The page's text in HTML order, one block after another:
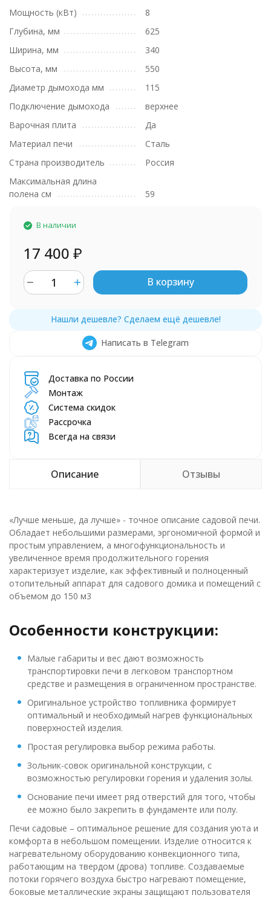
Мощность (кВт)
8
Глубина, мм
625
Ширина, мм
340
Высота, мм
550
Диаметр дымохода мм
115
Подключение дымохода
верхнее
Варочная плита
Да
Материал печи
Сталь
Страна производитель
Россия
Максимальная длина
полена см
59
В наличии
17 400 ₽
В корзину
Написать в Telegram
Доставка по России
Монтаж
Система скидок
Рассрочка
Всегда на связи
Описание Отзывы
«Лучше меньше, да лучше» - точное описание садовой печи.
Обладает небольшими размерами, эргономичной формой и
простым управлением, а многофункциональность и
увеличенное время продолжительного горения
характеризует изделие, как эффективный и полноценный
отопительный аппарат для садового домика и помещений с
объемом до 150 м3
Особенности конструкции:
Малые габариты и вес дают возможность
транспортировки печи в легковом транспортном
средстве и размещения в ограниченном пространстве.
Оригинальное устройство топливника формирует
оптимальный и необходимый нагрев функциональных
поверхностей изделия.
Простая регулировка выбор режима работы.
Зольник-совок оригинальной конструкции, с
возможностью регулировки горения и удаления золы.
Основание печи имеет ряд отверстий для того, чтобы
ее можно было закрепить в фундаменте или полу.
Печи садовые – оптимальное решение для создания уюта и
комфорта в небольшом помещении. Изделие относится к
нагревательному оборудованию конвекционного типа,
работающим на твердом (дрова) топливе. Создаваемые
потоки горячего воздуха быстро нагревают помещение,
боковые металлические экраны защищают пользователя